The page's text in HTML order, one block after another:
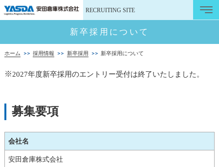
RECRUITING SITE
新卒採用について
ホーム >> 採用情報 >> 新卒採用 >> 新卒採用について
※2027年度新卒採用のエントリー受付は終了いたしました。
募集要項
会社名
安田倉庫株式会社